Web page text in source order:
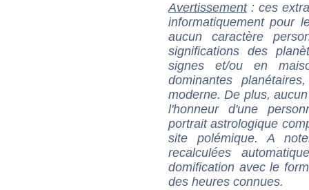
Avertissement: ces
informatiquement pour
aucun caractère
significations des
signes et/ou en
dominantes
moderne. De plus,
l'honneur d'une
portrait astrologique
site polémique. A
recalculées
domification avec le
des heures connues.